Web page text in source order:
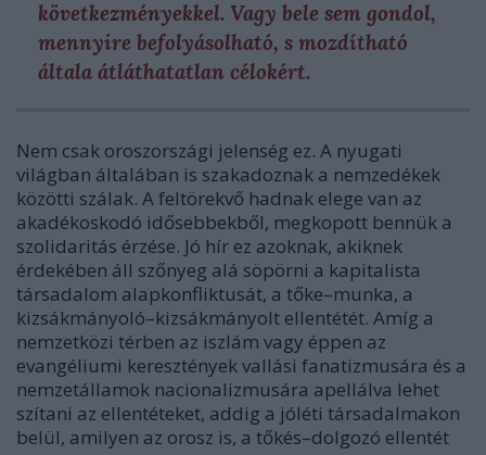
következményekkel. Vagy bele sem gondol,
mennyire befolyásolható, s mozdítható
általa átláthatatlan célokért.
Nem csak oroszországi jelenség ez. A nyugati
világban általában is szakadoznak a nemzedékek
közötti szálak. A feltörekvő hadnak elege van az
akadékoskodó idősebbekből, megkopott bennük a
szolidaritás érzése. Jó hír ez azoknak, akiknek
érdekében áll szőnyeg alá söpörni a kapitalista
társadalom alapkonfliktusát, a tőke–munka, a
kizsákmányoló–kizsákmányolt ellentétét. Amíg a
nemzetközi térben az iszlám vagy éppen az
evangéliumi keresztények vallási fanatizmusára és a
nemzetállamok nacionalizmusára apellálva lehet
szítani az ellentéteket, addig a jóléti társadalmakon
belül, amilyen az orosz is, a tőkés–dolgozó ellentét